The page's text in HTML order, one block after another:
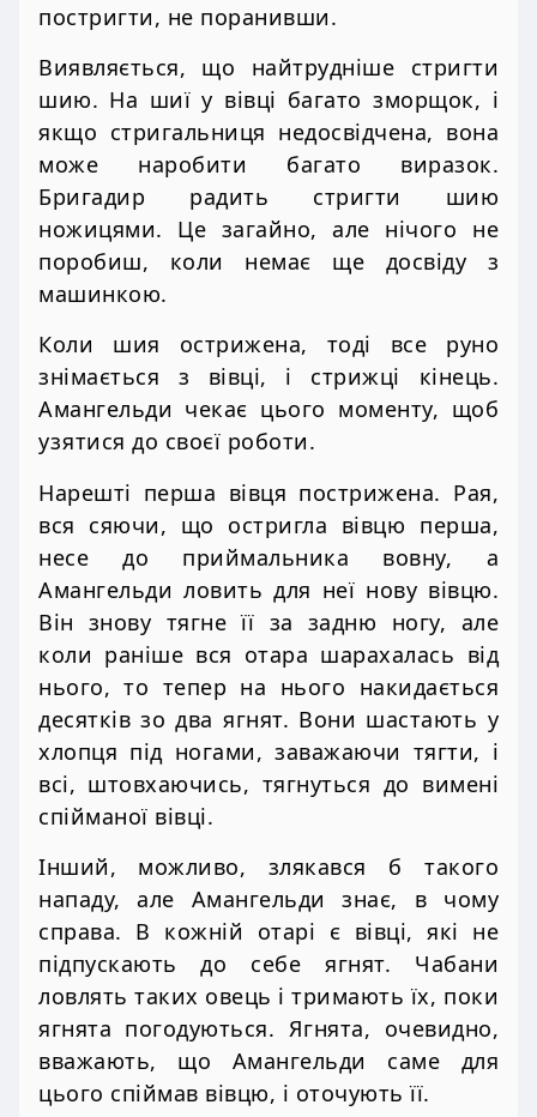
постригти, не поранивши.
Виявляється, що найтрудніше стригти
шию. На шиї у вівці багато зморщок, і
якщо стригальниця недосвідчена, вона
може наробити багато виразок.
Бригадир радить стригти шию
ножицями. Це загайно, але нічого не
поробиш, коли немає ще досвіду з
машинкою.
Коли шия острижена, тоді все руно
знімається з вівці, і стрижці кінець.
Амангельди чекає цього моменту, щоб
узятися до своєї роботи.
Нарешті перша вівця пострижена. Рая,
вся сяючи, що остригла вівцю перша,
несе до приймальника вовну, а
Амангельди ловить для неї нову вівцю.
Він знову тягне її за задню ногу, але
коли раніше вся отара шарахалась від
нього, то тепер на нього накидається
десятків зо два ягнят. Вони шастають у
хлопця під ногами, заважаючи тягти, і
всі, штовхаючись, тягнуться до вимені
спійманої вівці.
Інший, можливо, злякався б такого
нападу, але Амангельди знає, в чому
справа. В кожній отарі є вівці, які не
підпускають до себе ягнят. Чабани
ловлять таких овець і тримають їх, поки
ягнята погодуються. Ягнята, очевидно,
вважають, що Амангельди саме для
цього спіймав вівцю, і оточують її.